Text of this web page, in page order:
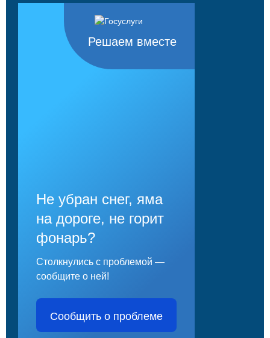
Решаем вместе
Не убран снег, яма
на дороге, не горит
фонарь?
Столкнулись с проблемой —
сообщите о ней!
Сообщить о проблеме